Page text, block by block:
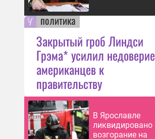
политика
Закрытый гроб Линдси
Грэма* усилил недоверие
американцев к
правительству
В Ярославле
ликвидировано
возгорание на